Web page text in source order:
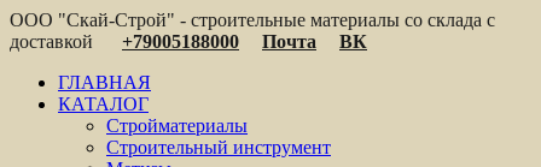
ООО "Скай-Строй" - строительные материалы со склада с
доставкой
+79005188000 Почта
ВК
ГЛАВНАЯ
КАТАЛОГ
Стройматериалы
Строительный инструмент